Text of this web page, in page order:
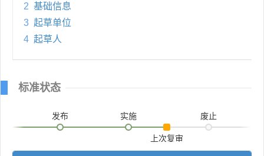
2 基础信息
3 起草单位
4 起草人
标准状态
发布 实施
上次复审
废止